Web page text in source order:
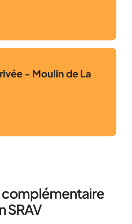
- Moulin de La
SRAV